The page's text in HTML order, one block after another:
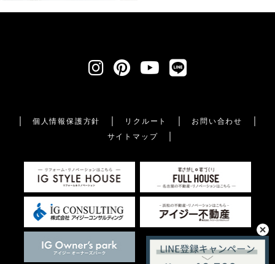
個人情報保護方針 リクルート
お問い合わせ
サイトマップ